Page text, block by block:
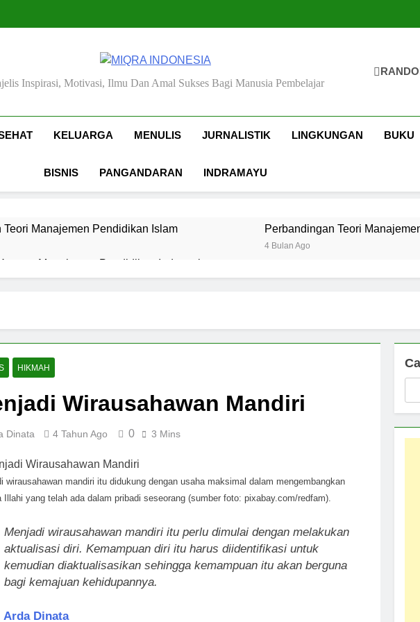
INDONESIA
Inspirasi, Motivasi, Ilmu Dan Amal Sukses Bagi Manusia Pembelajar
KELUARGA MENULIS JURNALISTIK LINGKUNGAN BUKU
BISNIS PANGANDARAN INDRAMAYU
Manajemen Pendidikan Islam Perbandingan Teori
4 Bulan Ago
Manajemen Pendidikan Indonesia
Sains dan Kearifan Lokal dari Makhluk Terkecil di Bawah Lantai Kita
Fokus dan Naik Level Karier Bersama EF EFEKTA English for Adults
Keadilan Semu di Arena Digital Syukur sebagai Mata Air
dengan CabinClub BookCabin: Hemat Perjalanan dan Dapatkan Poin Reward
HIKMAH
Wirausahawan Mandiri
Dinata 4 Tahun Ago 0 3 Mins
wirausahawan mandiri itu didukung dengan usaha maksimal dalam mengembangkan
Illahi yang telah ada dalam pribadi seseorang (sumber foto: pixabay.com/redfam).
Menjadi wirausahawan mandiri itu perlu dimulai dengan melakukan
aktualisasi diri. Kemampuan diri itu harus diidentifikasi untuk
kemudian diaktualisasikan sehingga kemampuan itu akan berguna
bagi kemajuan kehidupannya.
Arda Dinata